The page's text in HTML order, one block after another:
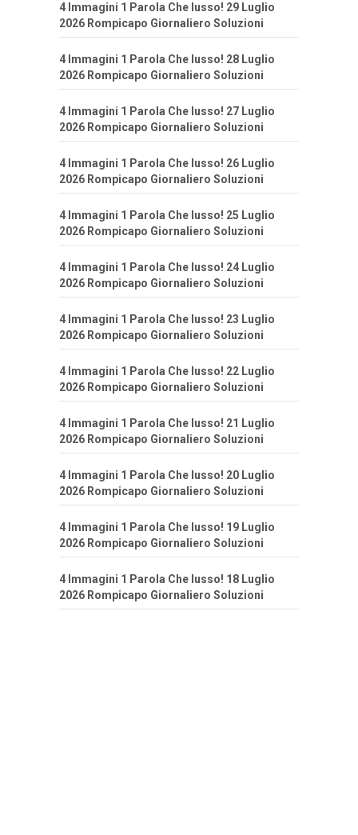
4 Immagini 1 Parola Che lusso! 29 Luglio
2026 Rompicapo Giornaliero Soluzioni
4 Immagini 1 Parola Che lusso! 28 Luglio
2026 Rompicapo Giornaliero Soluzioni
4 Immagini 1 Parola Che lusso! 27 Luglio
2026 Rompicapo Giornaliero Soluzioni
4 Immagini 1 Parola Che lusso! 26 Luglio
2026 Rompicapo Giornaliero Soluzioni
4 Immagini 1 Parola Che lusso! 25 Luglio
2026 Rompicapo Giornaliero Soluzioni
4 Immagini 1 Parola Che lusso! 24 Luglio
2026 Rompicapo Giornaliero Soluzioni
4 Immagini 1 Parola Che lusso! 23 Luglio
2026 Rompicapo Giornaliero Soluzioni
4 Immagini 1 Parola Che lusso! 22 Luglio
2026 Rompicapo Giornaliero Soluzioni
4 Immagini 1 Parola Che lusso! 21 Luglio
2026 Rompicapo Giornaliero Soluzioni
4 Immagini 1 Parola Che lusso! 20 Luglio
2026 Rompicapo Giornaliero Soluzioni
4 Immagini 1 Parola Che lusso! 19 Luglio
2026 Rompicapo Giornaliero Soluzioni
4 Immagini 1 Parola Che lusso! 18 Luglio
2026 Rompicapo Giornaliero Soluzioni